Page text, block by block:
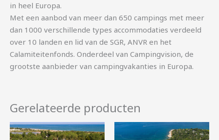
in heel Europa.
Met een aanbod van meer dan 650 campings met meer
dan 1000 verschillende types accommodaties verdeeld
over 10 landen en lid van de SGR, ANVR en het
Calamiteitenfonds. Onderdeel van Campingvision, de
grootste aanbieder van campingvakanties in Europa.
Gerelateerde producten